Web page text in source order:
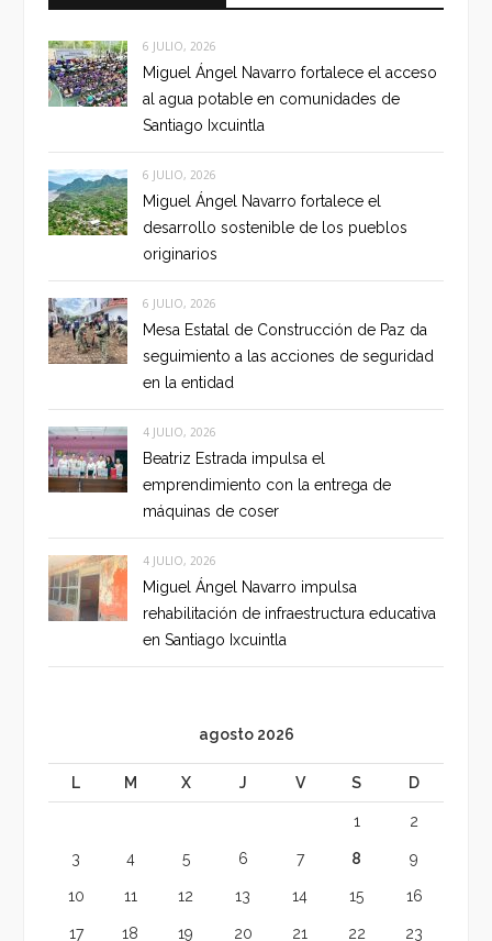
6 JULIO, 2026
Miguel Ángel Navarro fortalece el acceso
al agua potable en comunidades de
Santiago Ixcuintla
6 JULIO, 2026
Miguel Ángel Navarro fortalece el
desarrollo sostenible de los pueblos
originarios
6 JULIO, 2026
Mesa Estatal de Construcción de Paz da
seguimiento a las acciones de seguridad
en la entidad
4 JULIO, 2026
Beatriz Estrada impulsa el
emprendimiento con la entrega de
máquinas de coser
4 JULIO, 2026
Miguel Ángel Navarro impulsa
rehabilitación de infraestructura educativa
en Santiago Ixcuintla
agosto 2026
L M X J V S D
1 2
3 4 5 6 7 8 9
10 11 12 13 14 15 16
17 18 19 20 21 22 23